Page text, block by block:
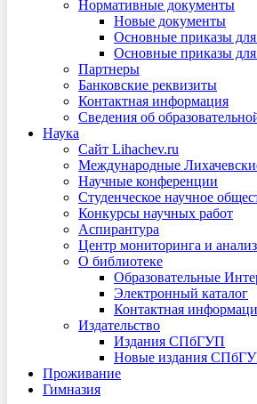
Нормативные документы
Новые документы
Основные приказы для
Основные приказы для
Партнеры
Банковские реквизиты
Контактная информация
Сведения об
Наука
Сайт Lihachev.ru
Международные
Научные конференции
Студенческое научное
Конкурсы научных работ
Аспирантура
Центр мониторинга и
О библиотеке
Образовательные
Электронный каталог
Контактная
Издательство
Издания СПбГУП
Новые издания
Проживание
Гимназия